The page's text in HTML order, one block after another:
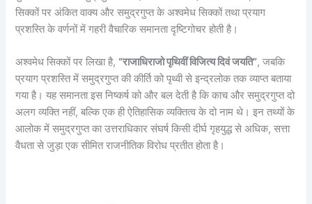
सिक्कों पर अंकित वाक्य और समुद्रगुप्त के अश्वमेध सिक्कों तथा प्रयाग
प्रशस्ति के वर्णनों में गहरी वैचारिक समानता दृष्टिगोचर होती है।
अश्वमेध सिक्कों पर लिखा है, “राजाधिराजो पृथिवीं विजित्य दिवं जयति”, जबकि
प्रयाग प्रशस्ति में समुद्रगुप्त की कीर्ति को पृथ्वी से इन्द्रलोक तक व्याप्त बताया
गया है। यह समानता इस निष्कर्ष को और बल देती है कि काच और समुद्रगुप्त दो
अलग व्यक्ति नहीं, बल्कि एक ही ऐतिहासिक व्यक्तित्व के दो नाम थे। इन तथ्यों के
आलोक में समुद्रगुप्त का उत्तराधिकार संघर्ष किसी दीर्घ गृहयुद्ध से अधिक, सत्ता
वैधता से जुड़ा एक सीमित राजनीतिक विरोध प्रतीत होता है।